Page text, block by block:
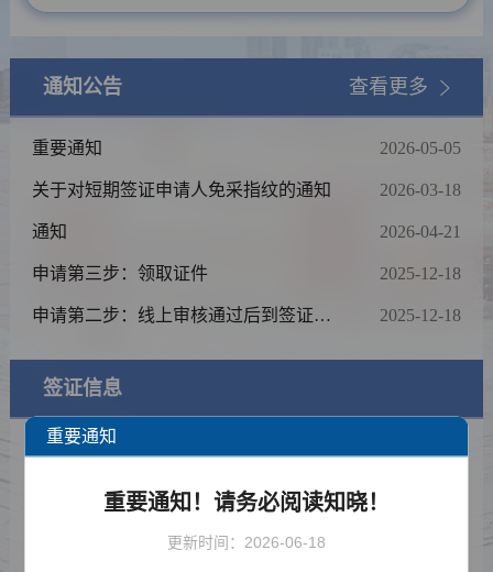
通知公告 查看更多
重要通知 2026-05-05
关于对短期签证申请人免采指纹的通知 2026-03-18
通知 2026-04-21
申请第三步：领取证件 2025-12-18
申请第二步：线上审核通过后到签证中
2025-12-18
签证信息
签证类型及材料清单
费用标准
如何填写签证申请表
重要通知
重要通知！请务必阅读知晓！
更新时间：2026-06-18